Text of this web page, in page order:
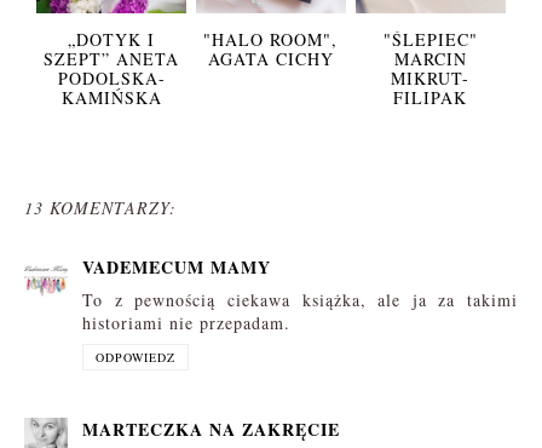
„DOTYK I
SZEPT” ANETA
PODOLSKA-
KAMIŃSKA
"HALO ROOM",
AGATA CICHY
"ŚLEPIEC"
MARCIN
MIKRUT-
FILIPAK
13 KOMENTARZY:
VADEMECUM MAMY
To z pewnością ciekawa książka, ale ja za takimi
historiami nie przepadam.
ODPOWIEDZ
MARTECZKA NA ZAKRĘCIE